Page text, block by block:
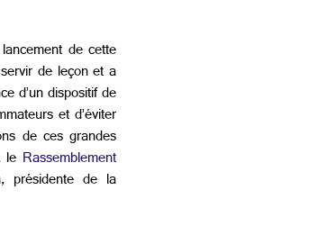
de cette
de leçon et a
d’un dispositif de
et d’éviter
de ces grandes
le Rassemblement
présidente de la